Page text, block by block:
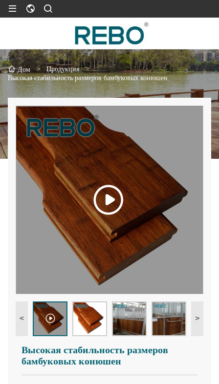
Дом > Продукция
>
Высокая стабильность размеров бамбуковых конюшен
< >
Высокая стабильность размеров
бамбуковых конюшен